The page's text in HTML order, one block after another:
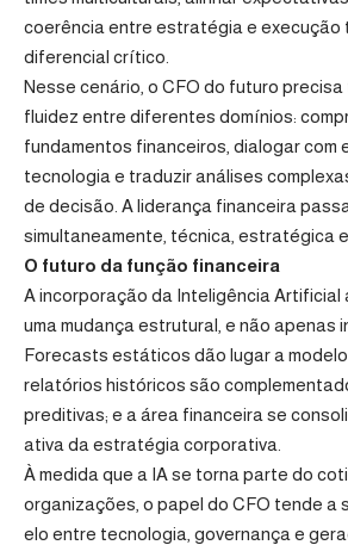
coerência entre estratégia e execução
diferencial crítico.
Nesse cenário, o CFO do futuro
fluidez entre diferentes domínios:
fundamentos financeiros, dialogar com
tecnologia e traduzir análises
de decisão. A liderança financeira
simultaneamente, técnica, estratégica
O futuro da função financeira
A incorporação da Inteligência Artificial
uma mudança estrutural, e não apenas
Forecasts estáticos dão lugar a
relatórios históricos são
preditivas; e a área financeira se
ativa da estratégia corporativa.
À medida que a IA se torna parte do
organizações, o papel do CFO tende a
elo entre tecnologia, governança e